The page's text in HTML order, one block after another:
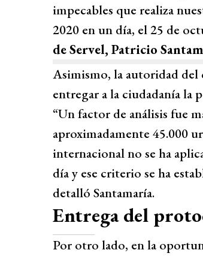
impecables que realiza
2020 en un día, el 25 de
de Servel, Patricio
Asimismo, la autoridad del
entregar a la ciudadanía la
“Un factor de análisis fue
aproximadamente 45.000
internacional no se ha
día y ese criterio se ha
detalló Santamaría.
Entrega del
Por otro lado, en la